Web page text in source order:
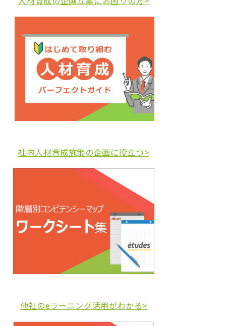
社内人材育成施策の企画に役立つ>
他社のeラーニング活用がわかる>